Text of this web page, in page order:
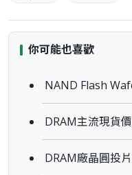
你可能也喜歡
NAND Flash
DRAM主流現貨
DRAM廠晶圓投